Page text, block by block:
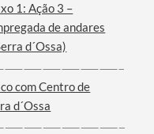
1: Ação 3 –
de andares
d´Ossa)
com Centro de
d´Ossa